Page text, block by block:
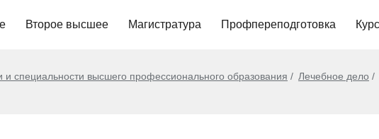
Второе высшее Магистратура Профпереподготовка
и специальности высшего профессионального образования Лечебное дело